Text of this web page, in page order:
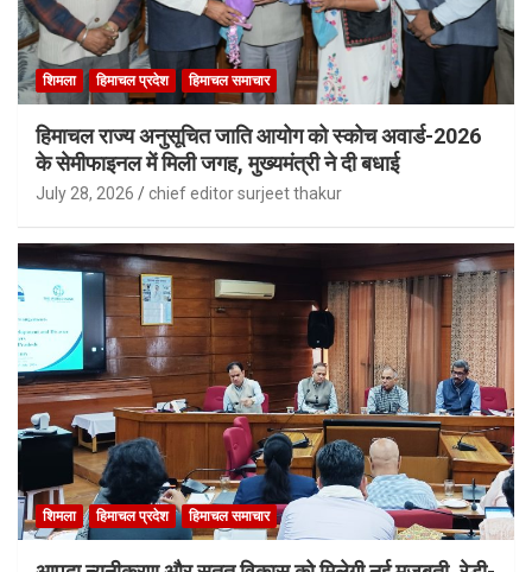
शिमला हिमाचल प्रदेश हिमाचल समाचार
हिमाचल राज्य अनुसूचित जाति आयोग को स्कोच अवार्ड-2026
के सेमीफाइनल में मिली जगह, मुख्यमंत्री ने दी बधाई
July 28, 2026 chief editor surjeet thakur
शिमला हिमाचल प्रदेश हिमाचल समाचार